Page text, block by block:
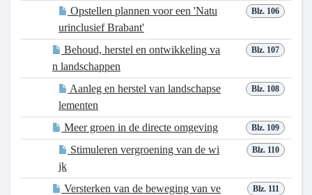
Blz. 106
Opstellen plannen voor een 'Natu
urinclusief Brabant'
Blz. 107
Behoud, herstel en ontwikkeling va
n landschappen
Blz. 108
Aanleg en herstel van landschapse
lementen
Blz. 109
Meer groen in de directe omgeving
Blz. 110
Stimuleren vergroening van de wi
jk
Blz. 111
Versterken van de beweging van ve